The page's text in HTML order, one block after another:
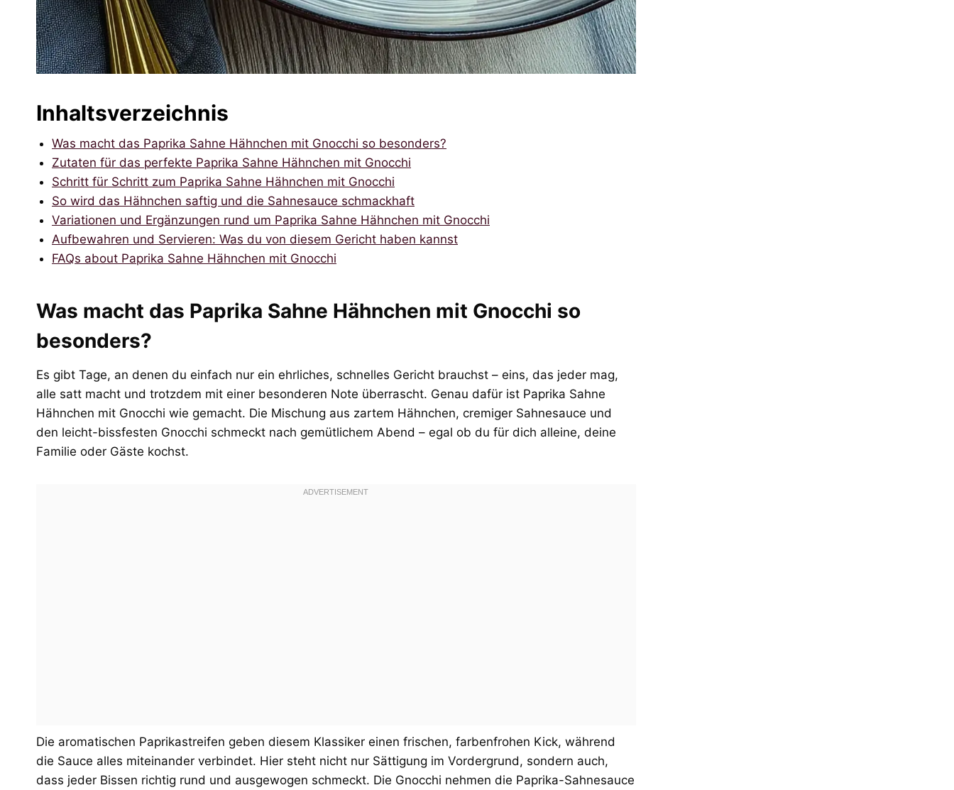
Inhaltsverzeichnis
Was macht das Paprika Sahne Hähnchen mit Gnocchi so besonders?
Zutaten für das perfekte Paprika Sahne Hähnchen mit Gnocchi
Schritt für Schritt zum Paprika Sahne Hähnchen mit Gnocchi
So wird das Hähnchen saftig und die Sahnesauce schmackhaft
Variationen und Ergänzungen rund um Paprika Sahne Hähnchen mit Gnocchi
Aufbewahren und Servieren: Was du von diesem Gericht haben kannst
FAQs about Paprika Sahne Hähnchen mit Gnocchi
Was macht das Paprika Sahne Hähnchen mit Gnocchi so
besonders?
Es gibt Tage, an denen du einfach nur ein ehrliches, schnelles Gericht brauchst – eins, das jeder mag,
alle satt macht und trotzdem mit einer besonderen Note überrascht. Genau dafür ist Paprika Sahne
Hähnchen mit Gnocchi wie gemacht. Die Mischung aus zartem Hähnchen, cremiger Sahnesauce und
den leicht-bissfesten Gnocchi schmeckt nach gemütlichem Abend – egal ob du für dich alleine, deine
Familie oder Gäste kochst.
Die aromatischen Paprikastreifen geben diesem Klassiker einen frischen, farbenfrohen Kick, während
die Sauce alles miteinander verbindet. Hier steht nicht nur Sättigung im Vordergrund, sondern auch,
dass jeder Bissen richtig rund und ausgewogen schmeckt. Die Gnocchi nehmen die Paprika-Sahnesauce